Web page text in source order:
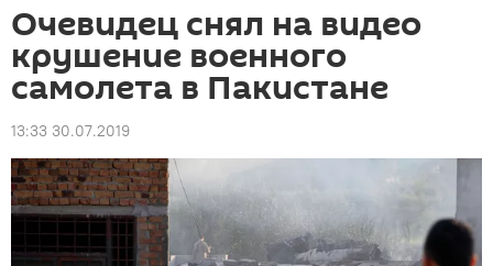
Очевидец снял на видео
крушение военного
самолета в Пакистане
13:33 30.07.2019